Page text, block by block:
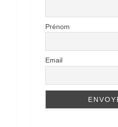
Prénom
Email